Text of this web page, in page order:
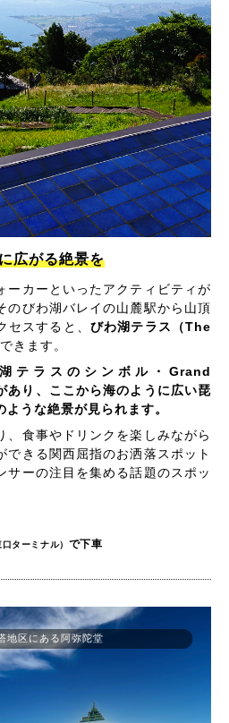
広がる絶景を
ーカーといったアクティビティが
のびわ湖バレイの山麓駅から山頂
セスすると、 びわ湖テラス（The
きます。
テラスのシンボル・Grand
あり、ここから海のように広い琵
うな絶景が見られます。
、食事やドリンクを楽しみながら
できる関西屈指のお洒落スポット
サーの注目を集める話題のスポッ
口ターミナル） で下車
地区にある阿弥陀堂